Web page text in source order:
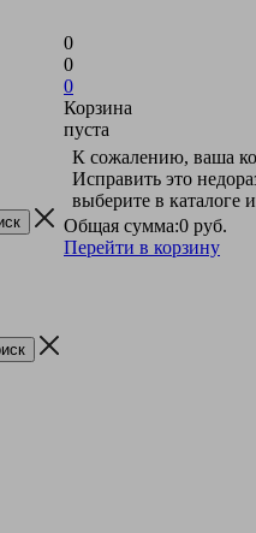
0
0
0
Корзина
пуста
К сожалению, ваша
Исправить это
выберите в каталоге
Общая сумма:0 руб.
Перейти в корзину